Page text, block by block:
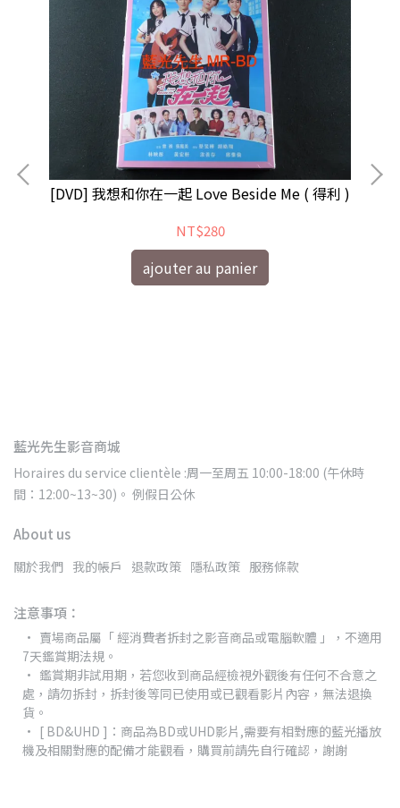
[DVD] 我想和你在一起 Love Beside Me ( 得利 )
NT$280
ajouter au panier
藍光先生影音商城
Horaires du service clientèle :周一至周五 10:00-18:00 (午休時
間：12:00~13~30)。 例假日公休
About us
關於我們 我的帳戶 退款政策 隱私政策 服務條款
注意事項：
賣場商品屬「 經消費者拆封之影音商品或電腦軟體 」，不適用
7天鑑賞期法規。
鑑賞期非試用期，若您收到商品經檢視外觀後有任何不合意之
處，請勿拆封，拆封後等同已使用或已觀看影片內容，無法退換
貨。
[ BD&UHD ]：商品為BD或UHD影片,需要有相對應的藍光播放
機及相關對應的配備才能觀看，購買前請先自行確認，謝謝